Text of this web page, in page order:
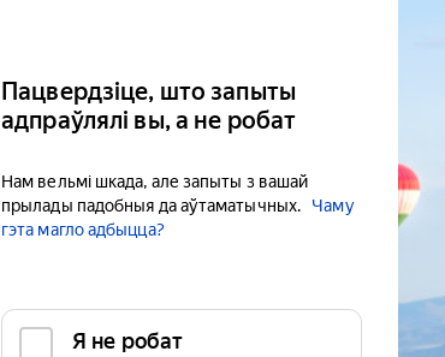
Пацвердзіце, што запыты
адпраўлялі вы, а не робат
Нам вельмі шкада, але запыты з вашай
прылады падобныя да аўтаматычных.
Чаму
гэта магло адбыцца?
Я не робат